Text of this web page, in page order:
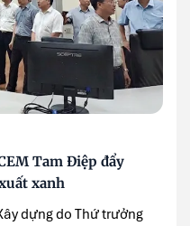
Tam Điệp đẩy
xanh
dựng do Thứ trưởng